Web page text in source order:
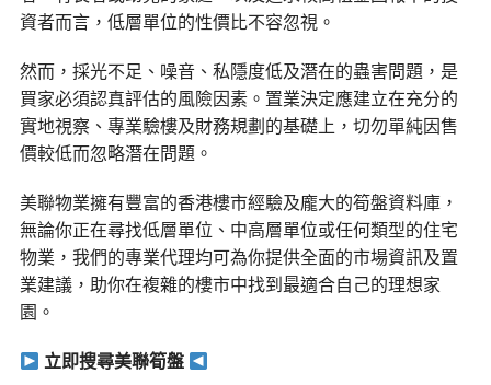
資者而言，低層單位的性價比不容忽視。
然而，採光不足、噪音、私隱度低及潛在的蟲害問題，是
買家必須認真評估的風險因素。置業決定應建立在充分的
實地視察、專業驗樓及財務規劃的基礎上，切勿單純因售
價較低而忽略潛在問題。
美聯物業擁有豐富的香港樓市經驗及龐大的筍盤資料庫，
無論你正在尋找低層單位、中高層單位或任何類型的住宅
物業，我們的專業代理均可為你提供全面的市場資訊及置
業建議，助你在複雜的樓市中找到最適合自己的理想家
園。
立即搜尋美聯筍盤